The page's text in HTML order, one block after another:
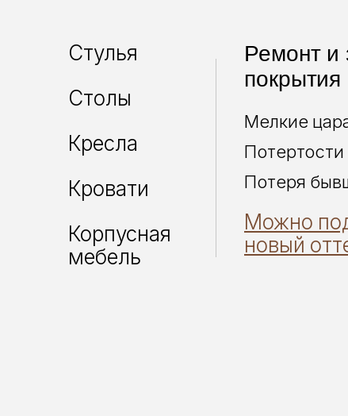
Кресла
Стулья
Столы
Кровати
Корпусная
мебель
Ремонт и
покрытия
Мелкие
Потертости
Потеря
Можно
новый